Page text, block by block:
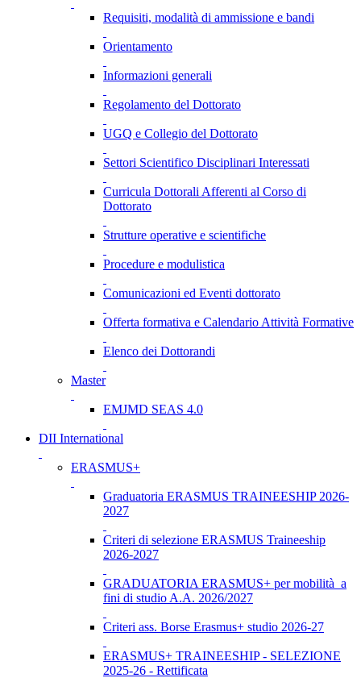
Requisiti, modalità di ammissione e bandi
Orientamento
Informazioni generali
Regolamento del Dottorato
UGQ e Collegio del Dottorato
Settori Scientifico Disciplinari Interessati
Curricula Dottorali Afferenti al Corso di
Dottorato
Strutture operative e scientifiche
Procedure e modulistica
Comunicazioni ed Eventi dottorato
Offerta formativa e Calendario Attività Formative
Elenco dei Dottorandi
Master
EMJMD SEAS 4.0
DII International
ERASMUS+
Graduatoria ERASMUS TRAINEESHIP 2026-
2027
Criteri di selezione ERASMUS Traineeship
2026-2027
GRADUATORIA ERASMUS+ per mobilità a
fini di studio A.A. 2026/2027
Criteri ass. Borse Erasmus+ studio 2026-27
ERASMUS+ TRAINEESHIP - SELEZIONE
2025-26 - Rettificata